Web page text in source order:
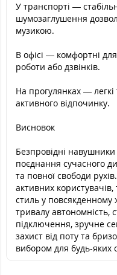
У транспорті —
шумозаглушення
музикою.
В офісі — комфортні
роботи або дзвінків.
На прогулянках — легкі
активного відпочинку.
Висновок
Безпровідні
поєднання сучасного
та повної свободи
активних користувачів,
стиль у повсякденному
тривалу автономність,
підключення, зручне
захист від поту та
вибором для будь-яких